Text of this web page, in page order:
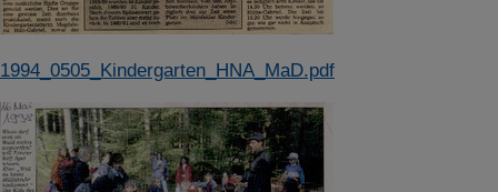
1994_0505_Kindergarten_HNA_MaD.pdf